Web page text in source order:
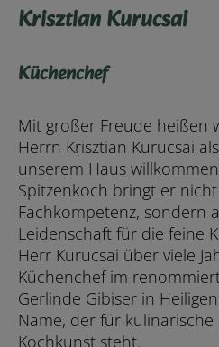
Krisztian Kurucsai
Küchenchef
Mit großer Freude heißen
Herrn Krisztian Kurucsai
unserem Haus
Spitzenkoch bringt er
Fachkompetenz, sondern
Leidenschaft für die feine
Herr Kurucsai über viele
Küchenchef im
Gerlinde Gibiser in
Name, der für kulinarische
Kochkunst steht.